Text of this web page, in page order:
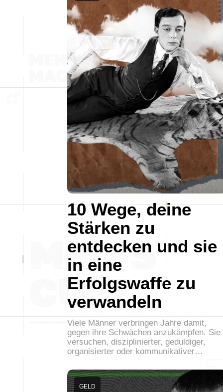
10 Wege, deine
Stärken zu
entdecken und sie
in eine
Erfolgswaffe zu
verwandeln
Viele Männer verbringen Jahre damit,
gegen ihre Schwächen anzukämpfen. Sie
versuchen, disziplinierter, geduldiger,
organisierter oder kommunikativer…
GELD